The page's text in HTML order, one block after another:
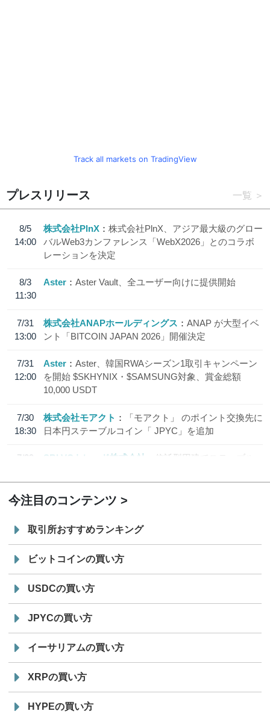
Track all markets on TradingView
プレスリリース 一覧
8/5
14:00
株式会社PlnX
株式会社PlnX、アジア最大級のグロー
バルWeb3カンファレンス「WebX2026」とのコラボ
レーションを決定
8/3
11:30
Aster Aster Vault、全ユーザー向けに提供開始
7/31
13:00
株式会社ANAPホールディングス
ANAP が大型イベ
ント「BITCOIN JAPAN 2026」開催決定
7/31
12:00
Aster
Aster、韓国RWAシーズン1取引キャンペーン
を開始 $SKHYNIX・$SAMSUNG対象、賞金総額
10,000 USDT
7/30
18:30
株式会社モアクト
「モアクト」 のポイント交換先に
日本円ステーブルコイン「 JPYC」を追加
7/29
SBI VCトレード株式会社
信託型円建てステーブル
今注目のコンテンツ
取引所おすすめランキング
ビットコインの買い方
USDCの買い方
JPYCの買い方
イーサリアムの買い方
XRPの買い方
HYPEの買い方